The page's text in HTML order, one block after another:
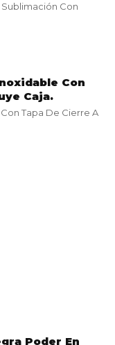
Sublimación Con
Con
Caja.
Tapa De Cierre A
Poder En